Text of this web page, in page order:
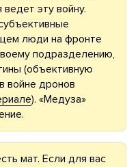
ведет эту войну.
люди на фронте
подразделению,
(объективную
войне дронов
). «Медуза»
мат. Если для вас